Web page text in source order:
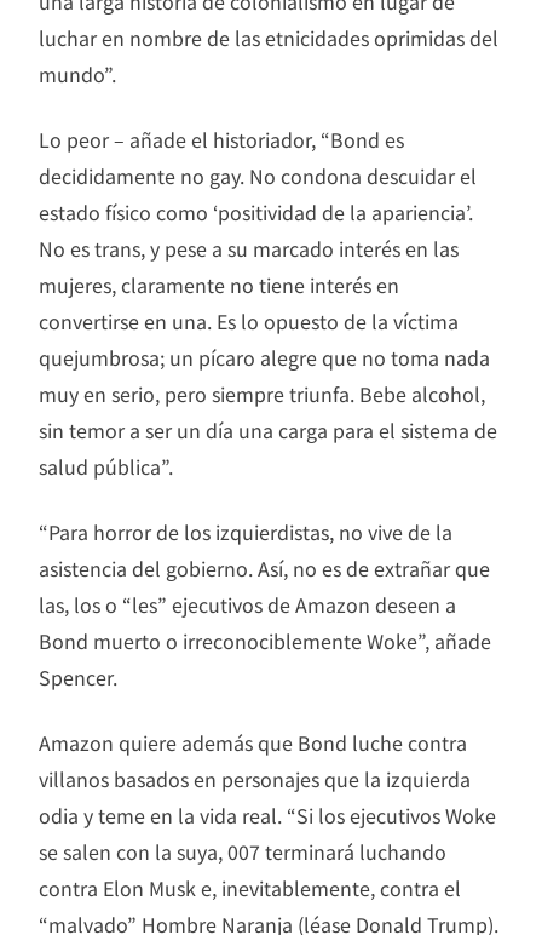
luchar en nombre de las etnicidades oprimidas del
mundo”.
Lo peor – añade el historiador, “Bond es
decididamente no gay. No condona descuidar el
estado físico como ‘positividad de la apariencia’.
No es trans, y pese a su marcado interés en las
mujeres, claramente no tiene interés en
convertirse en una. Es lo opuesto de la víctima
quejumbrosa; un pícaro alegre que no toma nada
muy en serio, pero siempre triunfa. Bebe alcohol,
sin temor a ser un día una carga para el sistema de
salud pública”.
“Para horror de los izquierdistas, no vive de la
asistencia del gobierno. Así, no es de extrañar que
las, los o “les” ejecutivos de Amazon deseen a
Bond muerto o irreconociblemente Woke”, añade
Spencer.
Amazon quiere además que Bond luche contra
villanos basados en personajes que la izquierda
odia y teme en la vida real. “Si los ejecutivos Woke
se salen con la suya, 007 terminará luchando
contra Elon Musk e, inevitablemente, contra el
“malvado” Hombre Naranja (léase Donald Trump).